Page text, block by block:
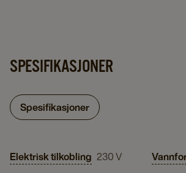
SPESIFIKASJONER
Spesifikasjoner
Elektrisk tilkobling 230 V